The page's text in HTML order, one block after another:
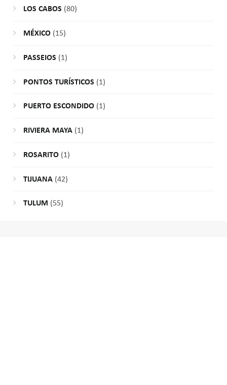
LOS CABOS (80)
MÉXICO(15)
PASSEIOS (1)
PONTOS TURÍSTICOS (1)
PUERTO ESCONDIDO(1)
RIVIERA MAYA(1)
ROSARITO(1)
TIJUANA(42)
TULUM (55)